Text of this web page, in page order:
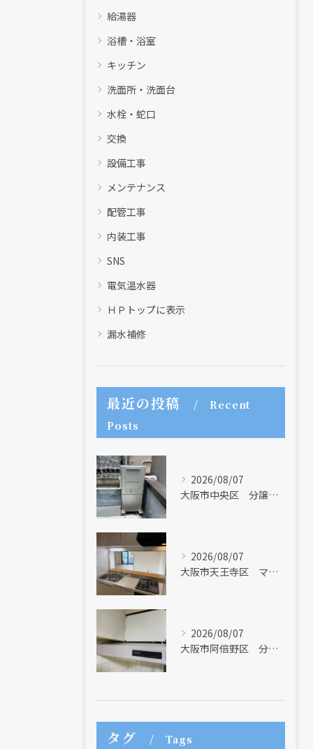
給湯器
浴槽・浴室
キッチン
洗面所・洗面台
水栓・蛇口
交換
設備工事
メンテナンス
配管工事
内装工事
SNS
電気温水器
ＨＰトップに表示
漏水補修
最近の投稿
Recent
Posts
2026/08/07
大阪市中央区 分譲マンションの給湯器取替リフォーム工事 UV除菌機能搭載給湯器
2026/08/07
大阪市天王寺区 マンションのキッチン取替及び内装リフォーム工事 クリナップ
2026/08/07
大阪市阿倍野区 分譲マンションのレンジフード取替リフォーム工事 タカラスタンダード
タグ Tags
現在、新聞に入っている折込チラシです。
現在、新聞に入っている折込チラシです。